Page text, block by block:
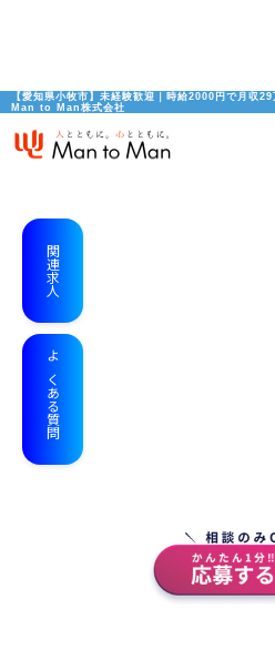
【愛知県小牧市】未経験歓迎｜時給2000円で月収
Man to Man株式会社
関連求人
よくある質問